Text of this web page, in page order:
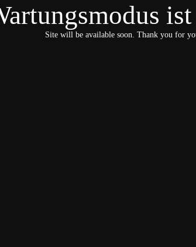
Site will be available soon. Thank you for